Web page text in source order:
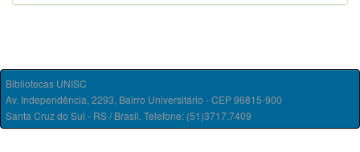
Bibliotecas UNISC
Av. Independência, 2293, Bairro Universitário - CEP 96815-900
Santa Cruz do Sul - RS / Brasil. Telefone: (51)3717.7409